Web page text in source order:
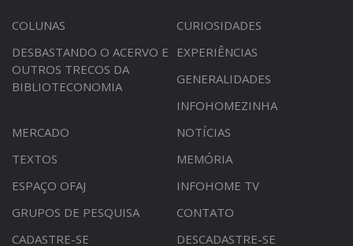
COLUNAS
CURIOSIDADES
DESBASTANDO O ACERVO E
OUTROS TRECOS DA
BIBLIOTECONOMIA
EXPERIÊNCIAS
GENERALIDADES
INFOHOMEZINHA
MERCADO
NOTÍCIAS
TEXTOS
MEMÓRIA
ESPAÇO OFAJ
INFOHOME TV
GRUPOS DE PESQUISA
CONTATO
CADASTRE-SE
DESCADASTRE-SE